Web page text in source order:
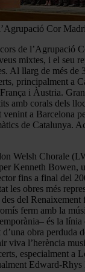
Cor
de l’Agrupació
mixtes, i el seu
Al llarg de més de
principalment a
i Àustria.
amb corals dels
venint a Barcelona
de Catalunya.
Welsh Chorale
Kenneth Bowen,
fins a final del
les obres més
del Renaixement
ferm amb la
és la línia
obra perduda
viva l’herència
especialment a
Edward-Rhys